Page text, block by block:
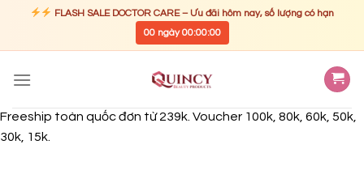
FLASH SALE DOCTOR CARE – Ưu đãi hôm nay, số lượng có hạn
00ngày00:00:00
Freeship toàn quốc đơn từ 239k. Voucher 100k, 80k, 60k, 50k,
30k, 15k.